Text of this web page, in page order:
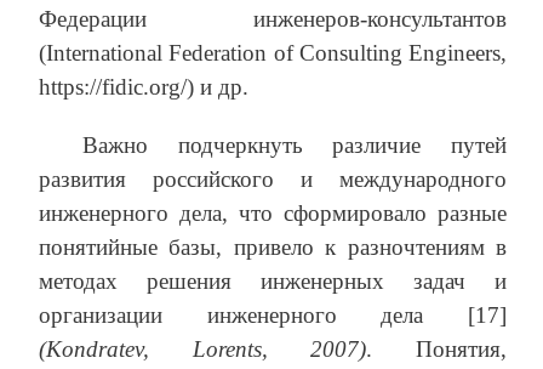
Федерации инженеров-консультантов
(International Federation of Consulting Engineers,
https://fidic.org/) и др.
Важно подчеркнуть различие путей
развития российского и международного
инженерного дела, что сформировало разные
понятийные базы, привело к разночтениям в
методах решения инженерных задач и
организации инженерного дела [17]
(Kondratev, Lorents, 2007). Понятия,